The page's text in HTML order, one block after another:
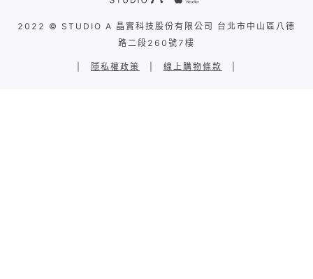
2022 © STUDIO A 晶實科技股份有限公司 台北市中山區八德
路二段260號7樓
隱私權政策 線上購物條款